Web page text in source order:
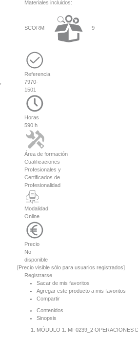
Materiales incluidos:
SCORM 9
Referencia
7970-
1501
Horas
590 h
Área de formación
Cualificaciones
Profesionales y
Certificados de
Profesionalidad
Modalidad
Online
Precio
No
disponible
[Precio visible sólo para usuarios registrados]
Registrarse
Sacar de mis favoritos
Agregar este producto a mis favoritos
Compartir
Contenidos
Sinopsis
MÓDULO 1. MF0239_2 OPERACIONES